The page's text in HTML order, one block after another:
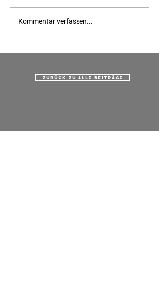
Jubilarfeier bei Firma Stotz Bau
Kommentar verfassen...
Zurück zu alle beiträge